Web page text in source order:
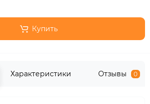
Купить
Характеристики Отзывы 0